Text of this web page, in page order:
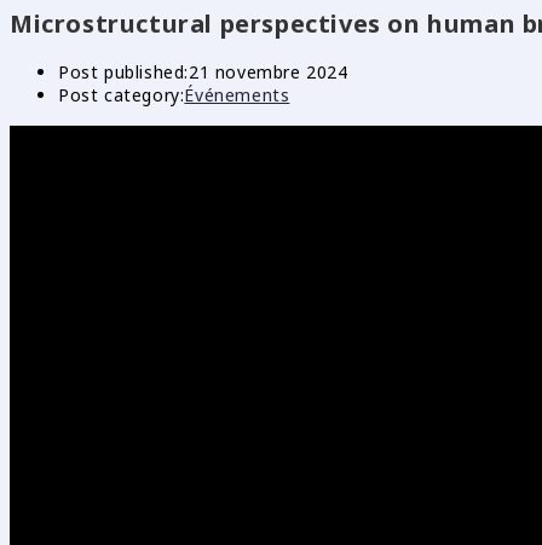
Microstructural perspectives on human
Post published:21 novembre 2024
Post category:Événements